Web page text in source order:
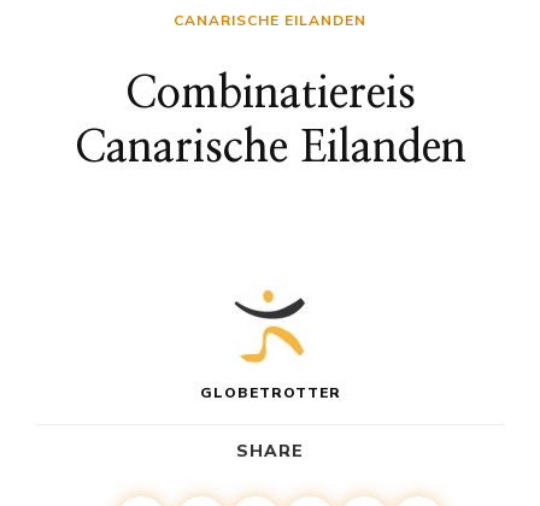
CANARISCHE EILANDEN
Combinatiereis
Canarische Eilanden
GLOBETROTTER
SHARE